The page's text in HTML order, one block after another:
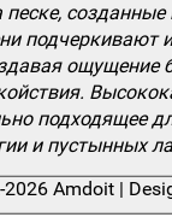
подчеркивают
ощущение
подходящее
и пустынных
Amdoit |